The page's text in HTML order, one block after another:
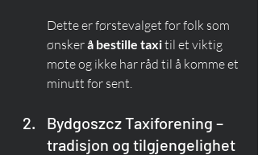
Dette er førstevalget for folk som
ønsker å bestille taxi til et viktig
møte og ikke har råd til å komme et
minutt for sent.
Bydgoszcz Taxiforening –
tradisjon og tilgjengelighet